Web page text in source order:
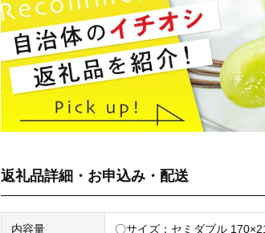
返礼品詳細・お申込み・配送
内容量
〇サイズ：セミダブル